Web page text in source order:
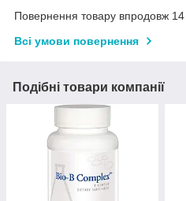
Повернення товару впродовж 14
Всі умови повернення
Подібні товари компанії